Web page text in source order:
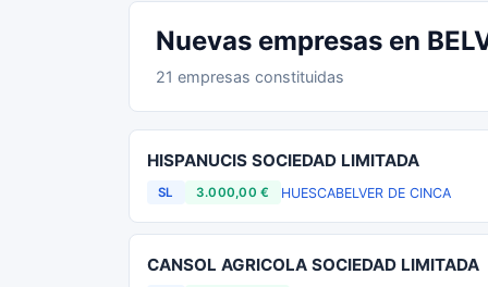
Nuevas empresas en
21 empresas constituidas
HISPANUCIS SOCIEDAD LIMITADA
SL 3.000,00 € HUESCABELVER DE CINCA
CANSOL AGRICOLA SOCIEDAD LIMITADA